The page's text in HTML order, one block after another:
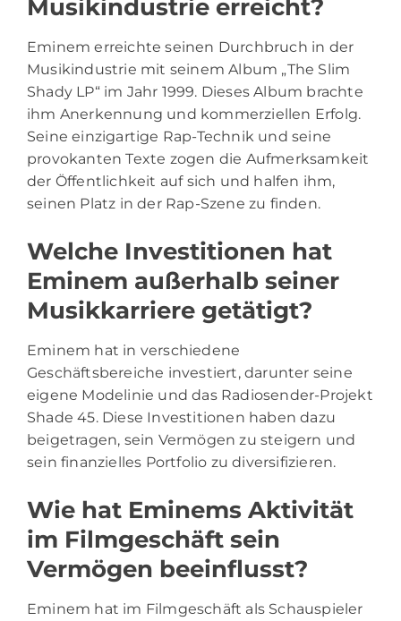
Musikindustrie erreicht?
Eminem erreichte seinen Durchbruch in der
Musikindustrie mit seinem Album „The Slim
Shady LP“ im Jahr 1999. Dieses Album brachte
ihm Anerkennung und kommerziellen Erfolg.
Seine einzigartige Rap-Technik und seine
provokanten Texte zogen die Aufmerksamkeit
der Öffentlichkeit auf sich und halfen ihm,
seinen Platz in der Rap-Szene zu finden.
Welche Investitionen hat
Eminem außerhalb seiner
Musikkarriere getätigt?
Eminem hat in verschiedene
Geschäftsbereiche investiert, darunter seine
eigene Modelinie und das Radiosender-Projekt
Shade 45. Diese Investitionen haben dazu
beigetragen, sein Vermögen zu steigern und
sein finanzielles Portfolio zu diversifizieren.
Wie hat Eminems Aktivität
im Filmgeschäft sein
Vermögen beeinflusst?
Eminem hat im Filmgeschäft als Schauspieler